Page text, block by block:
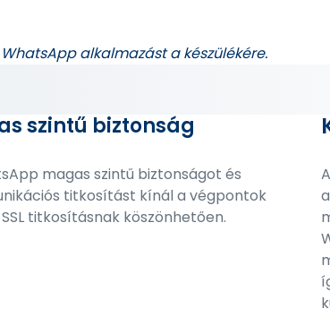
alkalmazást a készülékére.
szintű biztonság
magas szintű biztonságot és
titkosítást kínál a végpontok
titkosításnak köszönhetően.